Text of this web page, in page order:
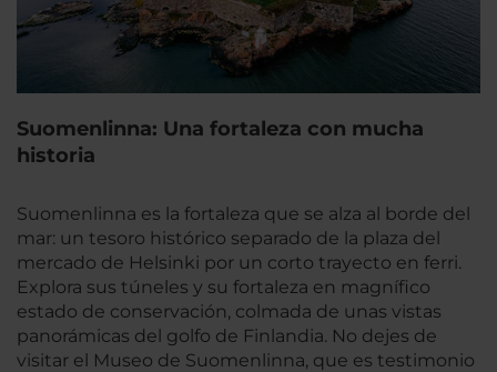
Suomenlinna: Una fortaleza con mucha
historia
Suomenlinna es la fortaleza que se alza al borde del
mar: un tesoro histórico separado de la plaza del
mercado de Helsinki por un corto trayecto en ferri.
Explora sus túneles y su fortaleza en magnífico
estado de conservación, colmada de unas vistas
panorámicas del golfo de Finlandia. No dejes de
visitar el Museo de Suomenlinna, que es testimonio